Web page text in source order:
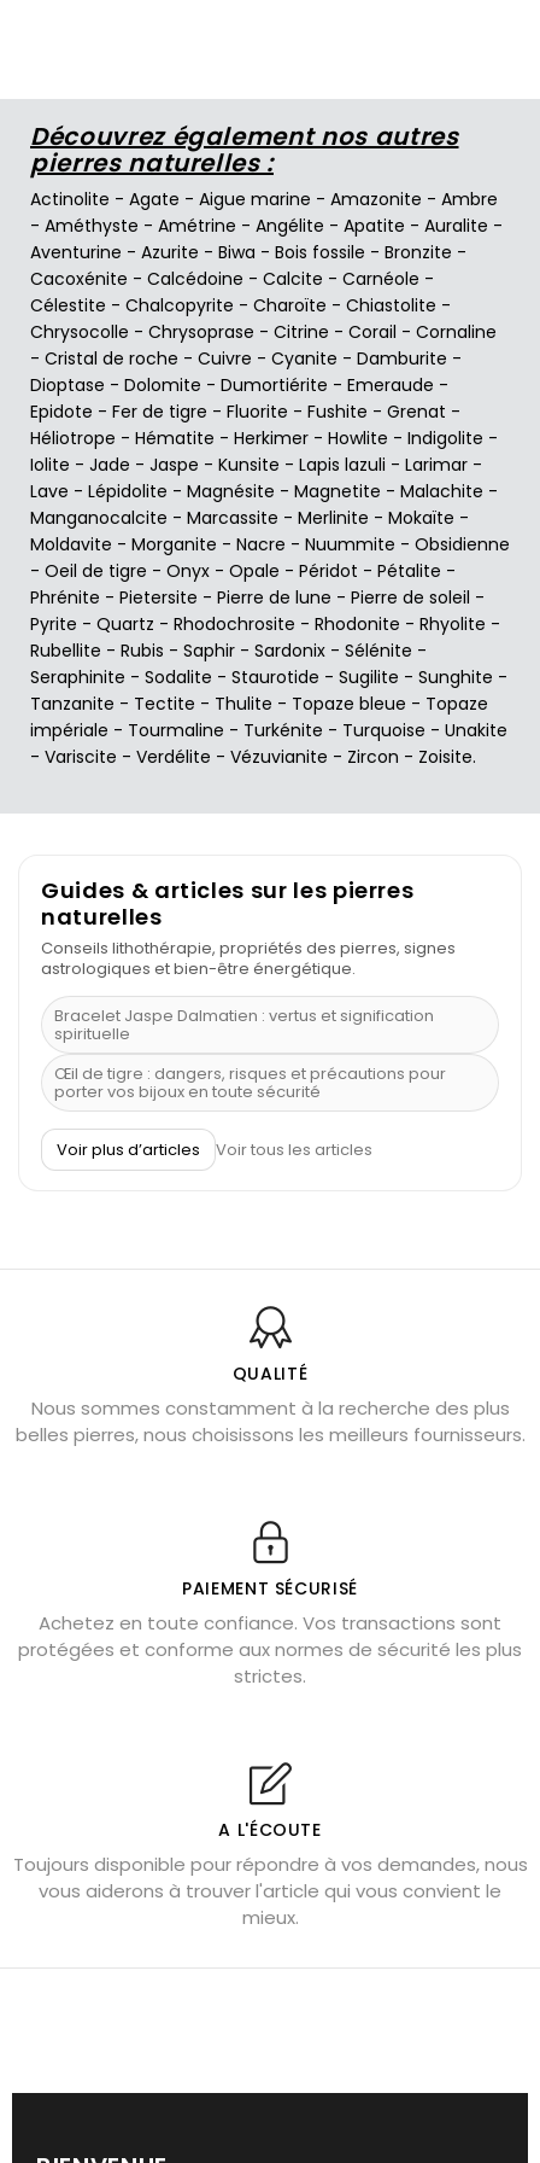
Découvrez également nos autres
pierres naturelles :
Actinolite - Agate - Aigue marine - Amazonite - Ambre
- Améthyste - Amétrine - Angélite - Apatite - Auralite -
Aventurine - Azurite - Biwa - Bois fossile - Bronzite -
Cacoxénite - Calcédoine - Calcite - Carnéole -
Célestite - Chalcopyrite - Charoïte - Chiastolite -
Chrysocolle - Chrysoprase - Citrine - Corail - Cornaline
- Cristal de roche - Cuivre - Cyanite - Damburite -
Dioptase - Dolomite - Dumortiérite - Emeraude -
Epidote - Fer de tigre - Fluorite - Fushite - Grenat -
Héliotrope - Hématite - Herkimer - Howlite - Indigolite -
Iolite - Jade - Jaspe - Kunsite - Lapis lazuli - Larimar -
Lave - Lépidolite - Magnésite - Magnetite - Malachite -
Manganocalcite - Marcassite - Merlinite - Mokaïte -
Moldavite - Morganite - Nacre - Nuummite - Obsidienne
- Oeil de tigre - Onyx - Opale - Péridot - Pétalite -
Phrénite - Pietersite - Pierre de lune - Pierre de soleil -
Pyrite - Quartz - Rhodochrosite - Rhodonite - Rhyolite -
Rubellite - Rubis - Saphir - Sardonix - Sélénite -
Seraphinite - Sodalite - Staurotide - Sugilite - Sunghite -
Tanzanite - Tectite - Thulite - Topaze bleue - Topaze
impériale - Tourmaline - Turkénite - Turquoise - Unakite
- Variscite - Verdélite - Vézuvianite - Zircon - Zoisite.
Guides & articles sur les pierres
naturelles
Conseils lithothérapie, propriétés des pierres, signes
astrologiques et bien-être énergétique.
Bracelet Jaspe Dalmatien : vertus et signification
spirituelle
Œil de tigre : dangers, risques et précautions pour
porter vos bijoux en toute sécurité
À quel poignet porter un bracelet de pierre
Découvrez le scorpion et ses pierres
Bienfaits de la sélénite – pierre des anges
L’améthyste est-elle faite pour moi ?
Chrysocolle : pierre apaisante
Obsidienne dorée : vertus et signification
Véritable citrine naturelle non chauffée
Où placer la citrine dans la maison
Cornaline : propriétés magiques
Capricorne : quelles pierres choisir
Shungite : purification et protection
Bagues en labradorite argent 925
Lapis lazuli : propriétés et précautions
Citrine : propriétés magiques
Aigue-marine : propriétés et couleurs
Voir plus d’articles Voir tous les articles
QUALITÉ
Nous sommes constamment à la recherche des plus
belles pierres, nous choisissons les meilleurs fournisseurs.
PAIEMENT SÉCURISÉ
Achetez en toute confiance. Vos transactions sont
protégées et conforme aux normes de sécurité les plus
strictes.
A L'ÉCOUTE
Toujours disponible pour répondre à vos demandes, nous
vous aiderons à trouver l'article qui vous convient le
mieux.